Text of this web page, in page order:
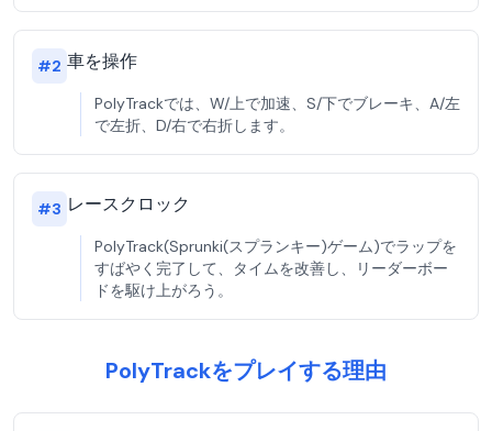
#2 車を操作
PolyTrackでは、W/上で加速、S/下でブレーキ、A/左
で左折、D/右で右折します。
#3 レースクロック
PolyTrack(Sprunki(スプランキー)ゲーム)でラップを
すばやく完了して、タイムを改善し、リーダーボー
ドを駆け上がろう。
PolyTrackをプレイする理由